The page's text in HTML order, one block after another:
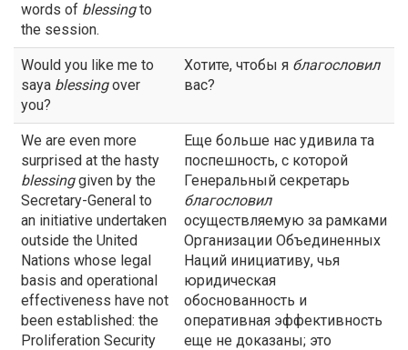
words of blessingto
the session.
Would you like me to
saya blessingover
you?
Хотите, чтобы я благословил
вас?
We are even more
surprised at the hasty
blessinggiven by the
Secretary-General to
an initiative undertaken
outside the United
Nations whose legal
basis and operational
effectiveness have not
been established: the
Proliferation Security
Еще больше нас удивила та
поспешность, с которой
Генеральный секретарь
благословил
осуществляемую за рамками
Организации Объединенных
Наций инициативу, чья
юридическая
обоснованность и
оперативная эффективность
еще не доказаны; это